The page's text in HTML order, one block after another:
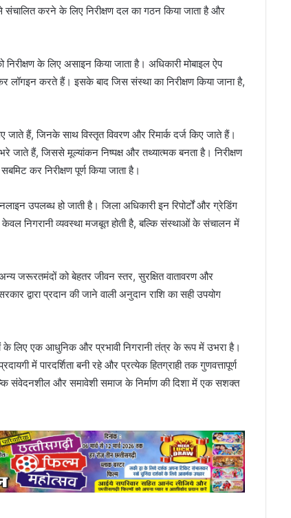
संचालित करने के लिए निरीक्षण दल का गठन किया जाता है और
के लिए असाइन किया जाता है। अधिकारी मोबाइल ऐप
करते हैं। इसके बाद जिस संस्था का निरीक्षण किया जाना है,
जाते हैं, जिनके साथ विस्तृत विवरण और रिमार्क दर्ज किए जाते हैं।
जाते हैं, जिससे मूल्यांकन निष्पक्ष और तथ्यात्मक बनता है। निरीक्षण
कर निरीक्षण पूर्ण किया जाता है।
उपलब्ध हो जाती है। जिला अधिकारी इन रिपोर्टों और ग्रेडिंग
निगरानी व्यवस्था मजबूत होती है, बल्कि संस्थाओं के संचालन में
जरूरतमंदों को बेहतर जीवन स्तर, सुरक्षित वातावरण और
द्वारा प्रदान की जाने वाली अनुदान राशि का सही उपयोग
लिए एक आधुनिक और प्रभावी निगरानी तंत्र के रूप में उभरा है।
में पारदर्शिता बनी रहे और प्रत्येक हितग्राही तक गुणवत्तापूर्ण
संवेदनशील और समावेशी समाज के निर्माण की दिशा में एक सशक्त